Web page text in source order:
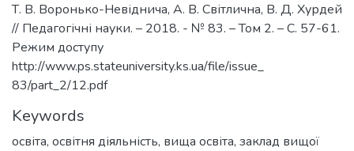
Т. В. Воронько-Невіднича, А. В. Світлична, В. Д. Хурдей
// Педагогічні науки. – 2018. - № 83. – Том 2. – С. 57-61.
Режим доступу
http://www.ps.stateuniversity.ks.ua/file/issue_
83/part_2/12.pdf
Keywords
освіта, освітня діяльність, вища освіта, заклад вищої